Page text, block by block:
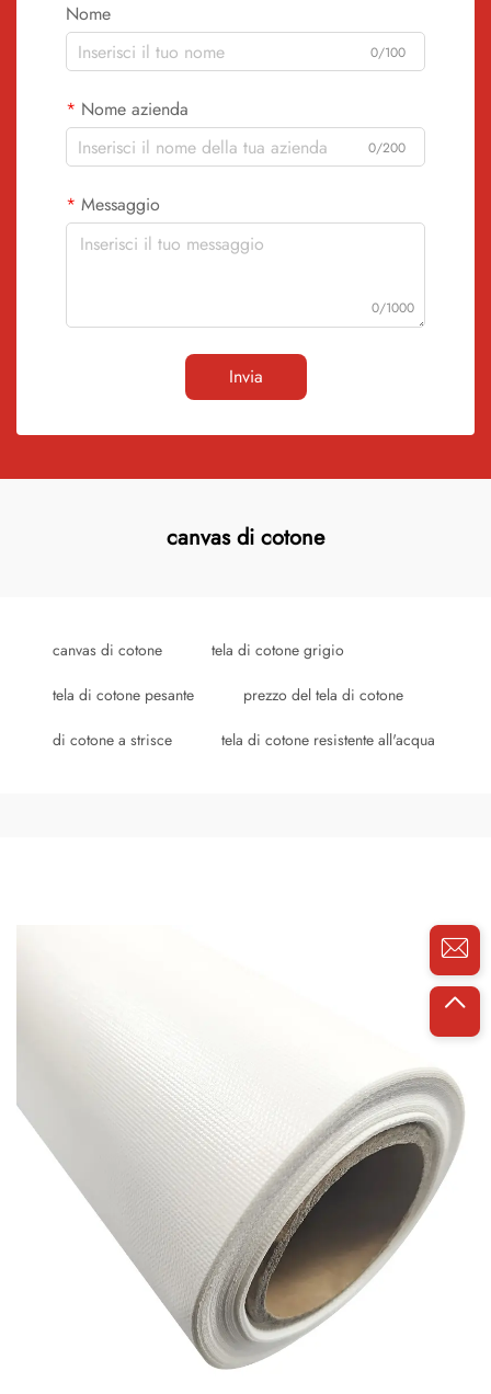
Nome
0/100
Nome azienda
0/200
Messaggio
0/1000
Invia
canvas di cotone
canvas di cotone tela di cotone grigio
tela di cotone pesante prezzo del tela di cotone
di cotone a strisce tela di cotone resistente all'acqua